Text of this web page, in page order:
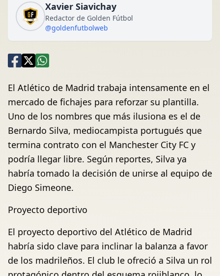
Xavier Siavichay
Redactor de Golden Fútbol
@goldenfutbolweb
El Atlético de Madrid trabaja intensamente en el
mercado de fichajes para reforzar su plantilla.
Uno de los nombres que más ilusiona es el de
Bernardo Silva, mediocampista portugués que
termina contrato con el Manchester City FC y
podría llegar libre. Según reportes, Silva ya
habría tomado la decisión de unirse al equipo de
Diego Simeone.
Proyecto deportivo
El proyecto deportivo del Atlético de Madrid
habría sido clave para inclinar la balanza a favor
de los madrileños. El club le ofreció a Silva un rol